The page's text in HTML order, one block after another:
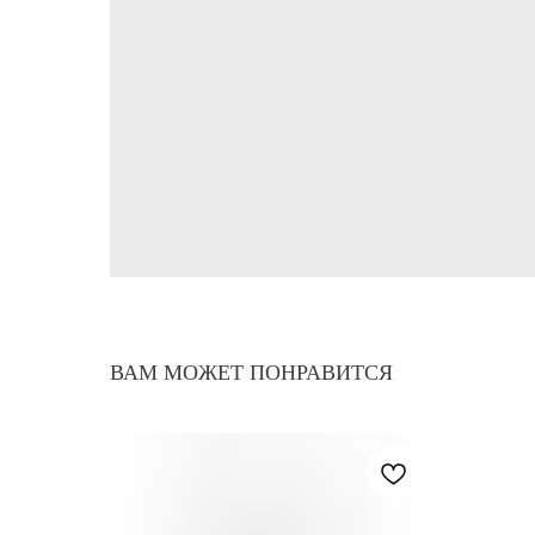
ВАМ МОЖЕТ ПОНРАВИТСЯ